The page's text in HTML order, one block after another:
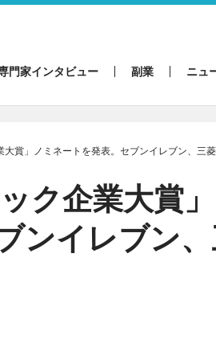
門家インタビュー 副業 ニュ
大賞」ノミネートを発表。セブンイレブン、三
ク企業大賞
ンイレブン